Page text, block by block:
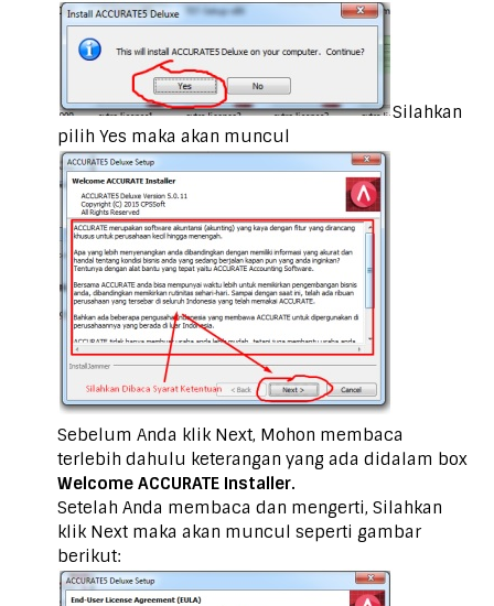
Silahkan
pilih Yes maka akan muncul
Sebelum Anda klik Next, Mohon membaca
terlebih dahulu keterangan yang ada didalam box
Welcome ACCURATE Installer.
Setelah Anda membaca dan mengerti, Silahkan
klik Next maka akan muncul seperti gambar
berikut: